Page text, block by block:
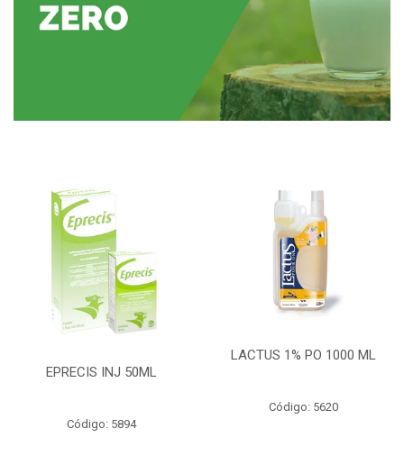
EPRECIS INJ 50ML
Código: 5894
LACTUS 1% PO 1000 ML
Código: 5620